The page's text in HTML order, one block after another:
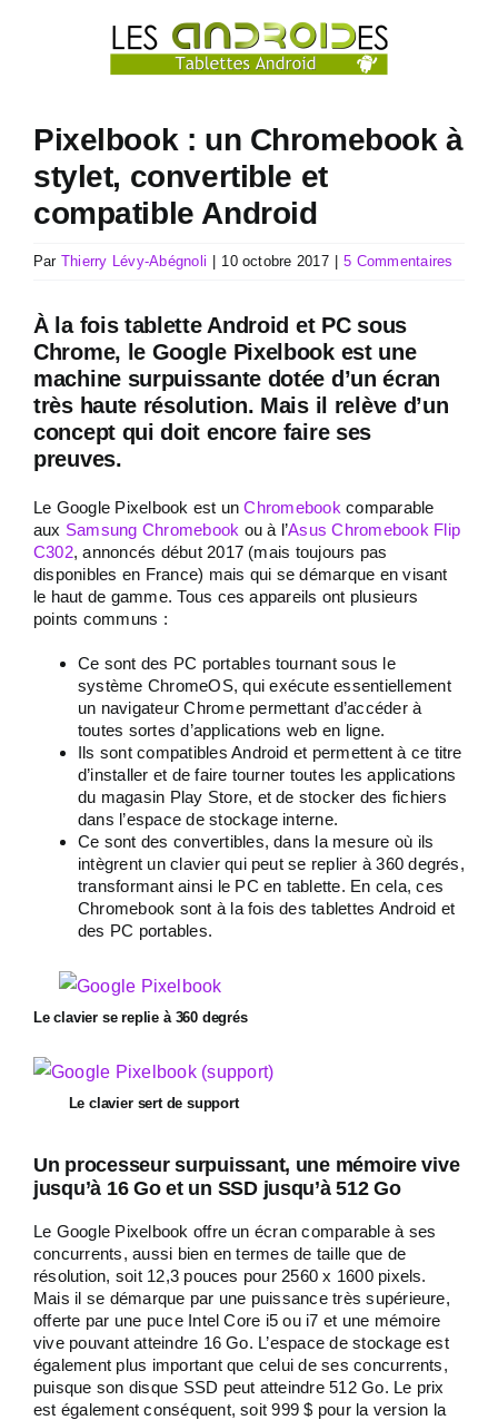
Pixelbook : un Chromebook à
stylet, convertible et
compatible Android
Par Thierry Lévy-Abégnoli 10 octobre 2017 5 Commentaires
À la fois tablette Android et PC sous
Chrome, le Google Pixelbook est une
machine surpuissante dotée d’un écran
très haute résolution. Mais il relève d’un
concept qui doit encore faire ses
preuves.
Le Google Pixelbook est unChromebook comparable
aux Samsung Chromebook ou à l’Asus Chromebook Flip
C302, annoncés début 2017 (mais toujours pas
disponibles en France) mais qui se démarque en visant
le haut de gamme. Tous ces appareils ont plusieurs
points communs :
Ce sont des PC portables tournant sous le
système ChromeOS, qui exécute essentiellement
un navigateur Chrome permettant d’accéder à
toutes sortes d’applications web en ligne.
Ils sont compatibles Android et permettent à ce titre
d’installer et de faire tourner toutes les applications
du magasin Play Store, et de stocker des fichiers
dans l’espace de stockage interne.
Ce sont des convertibles, dans la mesure où ils
intègrent un clavier qui peut se replier à 360 degrés,
transformant ainsi le PC en tablette. En cela, ces
Chromebook sont à la fois des tablettes Android et
des PC portables.
Le clavier se replie à 360 degrés
Le clavier sert de support
Un processeur surpuissant, une mémoire vive
jusqu’à 16 Go et un SSD jusqu’à 512 Go
Le Google Pixelbook offre un écran comparable à ses
concurrents, aussi bien en termes de taille que de
résolution, soit 12,3 pouces pour 2560 x 1600 pixels.
Mais il se démarque par une puissance très supérieure,
offerte par une puce Intel Core i5 ou i7 et une mémoire
vive pouvant atteindre 16 Go. L’espace de stockage est
également plus important que celui de ses concurrents,
puisque son disque SSD peut atteindre 512 Go. Le prix
est également conséquent, soit 999 $ pour la version la